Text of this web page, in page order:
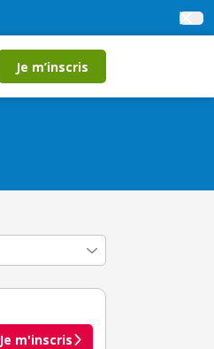
Je m’inscris
Je m'inscris